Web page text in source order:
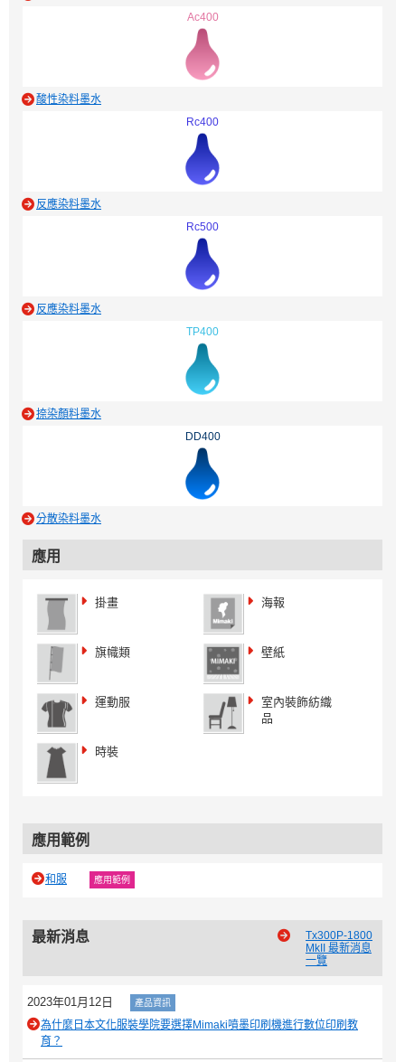
Ac400
酸性染料墨水
Rc400
反應染料墨水
Rc500
反應染料墨水
TP400
捺染顏料墨水
DD400
分散染料墨水
應用
掛畫 海報
旗幟類 壁紙
運動服
室內裝飾紡織
品
時裝
應用範例
和服 應用範例
最新消息
Tx300P-1800
MkII 最新消息
一覽
2023年01月12日 產品資訊
為什麼日本文化服裝學院要選擇Mimaki噴墨印刷機進行數位印刷教
育？